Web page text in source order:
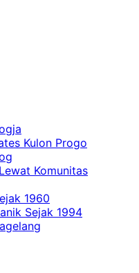
Kulon Progo
Komunitas
1960
Sejak 1994